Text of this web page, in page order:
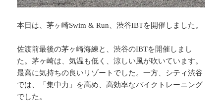
本日は、茅ヶ崎Swim & Run、渋谷IBTを開催しました。
佐渡前最後の茅ヶ崎海練と、渋谷のIBTを開催しまし
た。茅ヶ崎は、気温も低く、涼しい風が吹いています。
最高に気持ちの良いリゾートでした。一方、シティ渋谷
では、「集中力」を高め、高効率なバイクトレーニング
でした。